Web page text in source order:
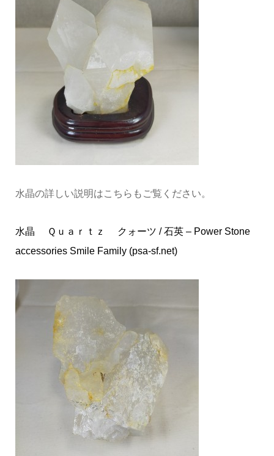
水晶の詳しい説明はこちらもご覧ください。
水晶 Ｑｕａｒｔｚ クォーツ / 石英 – Power Stone
accessories Smile Family (psa-sf.net)